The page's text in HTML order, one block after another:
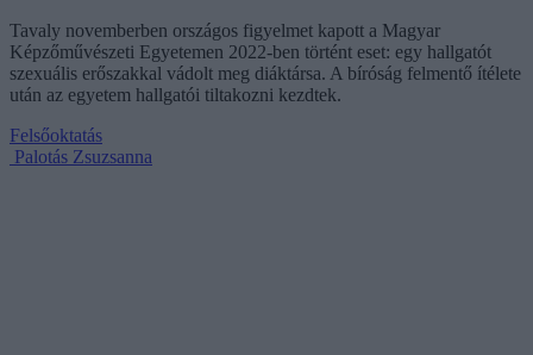
Tavaly novemberben országos figyelmet kapott a Magyar
Képzőművészeti Egyetemen 2022-ben történt eset: egy hallgatót
szexuális erőszakkal vádolt meg diáktársa. A bíróság felmentő ítélete
után az egyetem hallgatói tiltakozni kezdtek.
Felsőoktatás
Palotás Zsuzsanna